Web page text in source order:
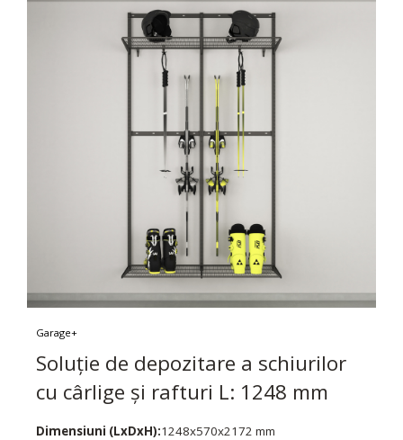
Garage+
Soluție de depozitare a schiurilor
cu cârlige și rafturi L: 1248 mm
Dimensiuni (LxDxH):1248x570x2172 mm